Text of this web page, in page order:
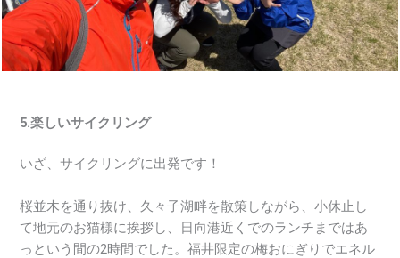
5.楽しいサイクリング
いざ、サイクリングに出発です！
桜並木を通り抜け、久々子湖畔を散策しながら、小休止し
て地元のお猫様に挨拶し、日向港近くでのランチまではあ
っという間の2時間でした。福井限定の梅おにぎりでエネル